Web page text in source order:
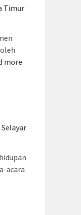
Timur
more
acara